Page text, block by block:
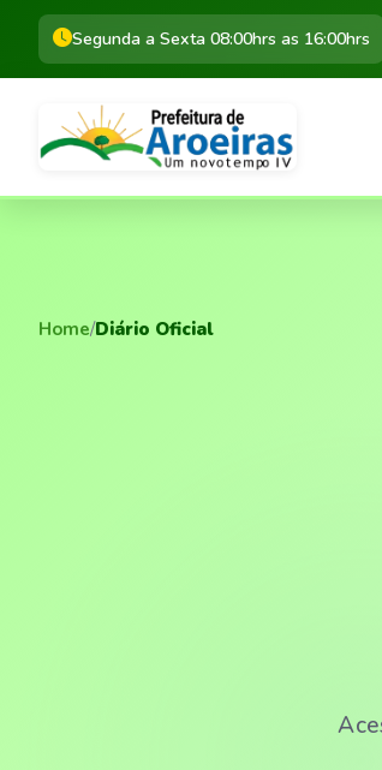
Segunda a Sexta 08:00hrs as 16:00hrs
Home/Diário Oficial